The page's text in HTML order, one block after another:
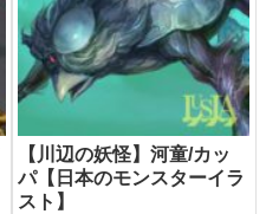
【川辺の妖怪】河童/カッ
パ【日本のモンスターイラ
スト】